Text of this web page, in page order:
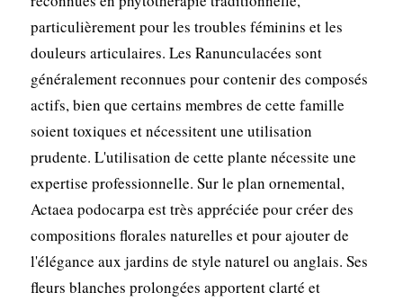
particulièrement pour les troubles féminins et les
douleurs articulaires. Les Ranunculacées sont
généralement reconnues pour contenir des composés
actifs, bien que certains membres de cette famille
soient toxiques et nécessitent une utilisation
prudente. L'utilisation de cette plante nécessite une
expertise professionnelle. Sur le plan ornemental,
Actaea podocarpa est très appréciée pour créer des
compositions florales naturelles et pour ajouter de
l'élégance aux jardins de style naturel ou anglais. Ses
fleurs blanches prolongées apportent clarté et